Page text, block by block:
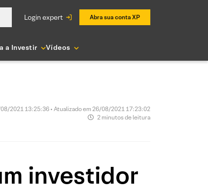
login expert Abra sua conta XP
a Investir Vídeos
2021 13:25:36 • Atualizado em 26/08/2021 17:23:02
2 minutos de leitura
investidor